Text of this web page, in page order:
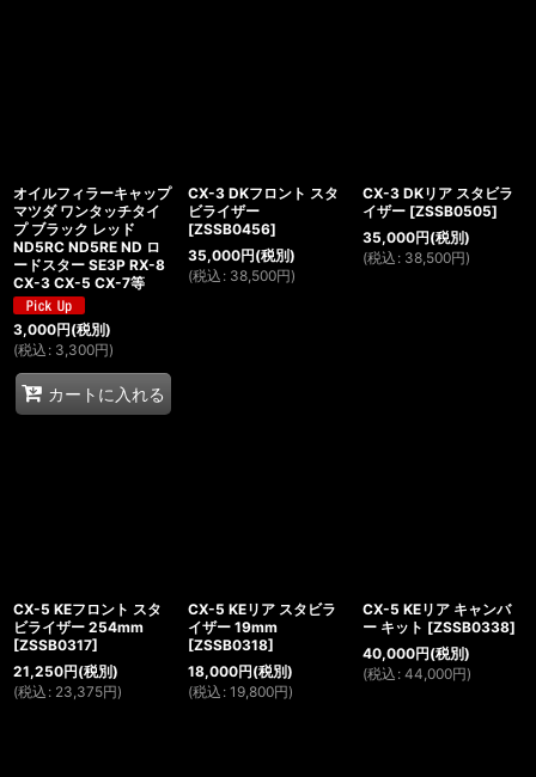
オイルフィラーキャップ
マツダ ワンタッチタイ
プ ブラック レッド
ND5RC ND5RE ND ロ
ードスター SE3P RX-8
CX-3 CX-5 CX-7等
3,000円(税別)
(税込 : 3,300円)
カートに入れる
CX-3 DKフロント スタ
ビライザー
[ZSSB0456]
35,000円(税別)
(税込 : 38,500円)
CX-3 DKリア スタビラ
イザー [ZSSB0505]
35,000円(税別)
(税込 : 38,500円)
CX-5 KEフロント スタ
ビライザー 254mm
[ZSSB0317]
21,250円(税別)
(税込 : 23,375円)
CX-5 KEリア スタビラ
イザー 19mm
[ZSSB0318]
18,000円(税別)
(税込 : 19,800円)
CX-5 KEリア キャンバ
ー キット [ZSSB0338]
40,000円(税別)
(税込 : 44,000円)